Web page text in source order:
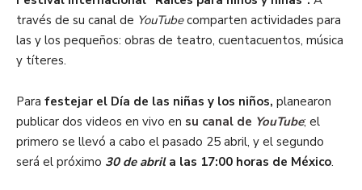
través de su canal de YouTubecomparten actividades para
las y los pequeños: obras de teatro, cuentacuentos, música
y títeres.
Para festejar el Día de las niñas y los niños, planearon
publicar dos videos en vivo en su canal de YouTube; el
primero se llevó a cabo el pasado 25 abril, y el segundo
será el próximo 30 de abril a las 17:00 horas de México.